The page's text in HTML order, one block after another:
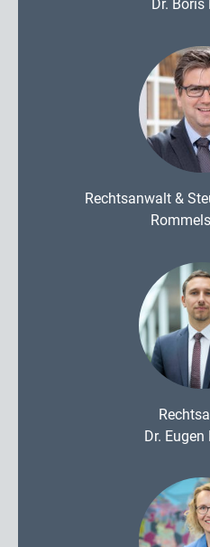
Dr.
Rechtsanwalt &
Dr.